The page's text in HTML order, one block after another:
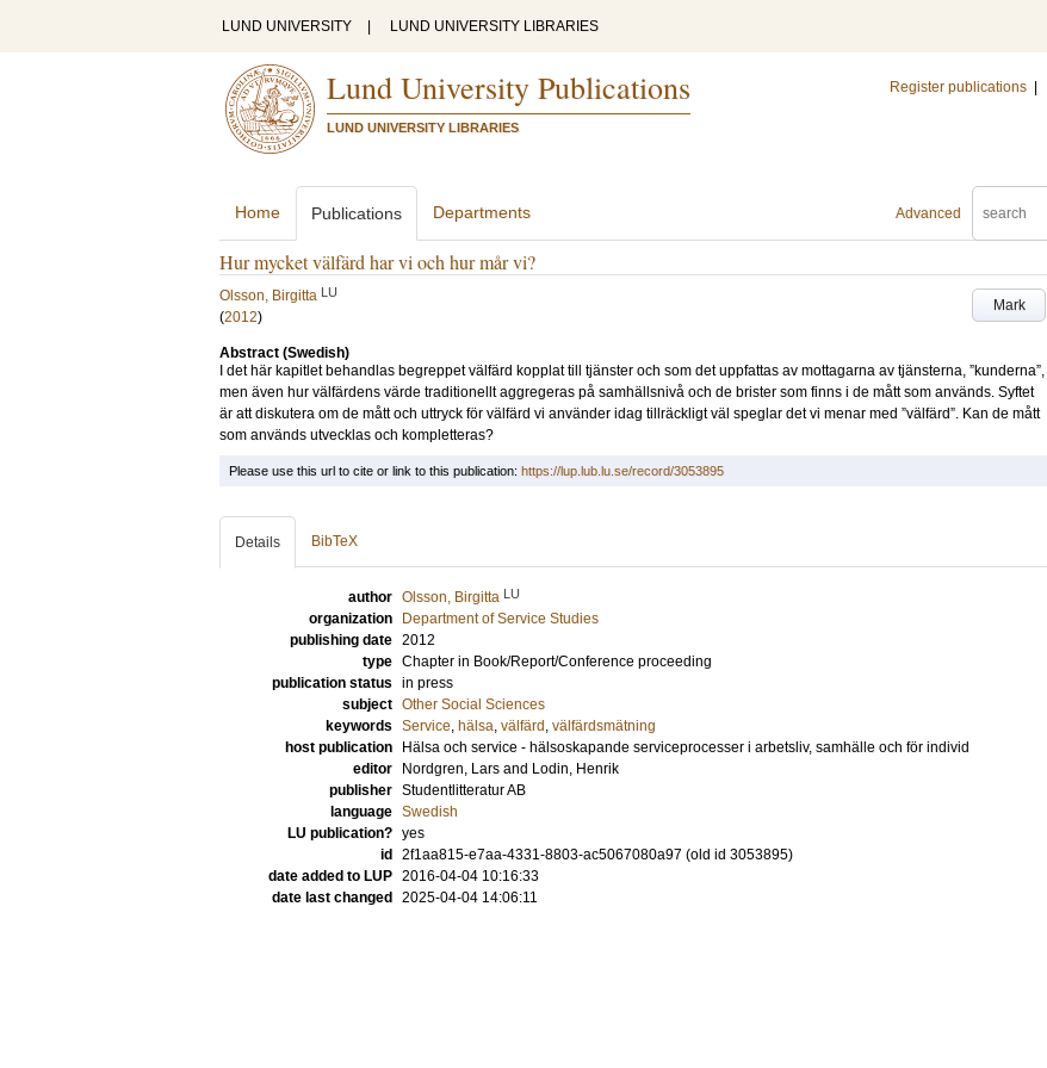
LUND UNIVERSITY LUND UNIVERSITY LIBRARIES
Lund University Publications
LUND UNIVERSITY LIBRARIES
Register publications
Advanced
Home Publications Departments
Hur mycket välfärd har vi och hur mår vi?
Mark
Olsson, Birgitta LU
(2012)
Abstract (Swedish)
I det här kapitlet behandlas begreppet välfärd kopplat till tjänster och som det uppfattas av mottagarna av tjänsterna, ”kunderna”,
men även hur välfärdens värde traditionellt aggregeras på samhällsnivå och de brister som finns i de mått som används. Syftet
är att diskutera om de mått och uttryck för välfärd vi använder idag tillräckligt väl speglar det vi menar med ”välfärd”. Kan de mått
som används utvecklas och kompletteras?
Please use this url to cite or link to this publication: https://lup.lub.lu.se/record/3053895
Details BibTeX
author Olsson, Birgitta LU
organization
Department of Service Studies
publishing date 2012
type Chapter in Book/Report/Conference proceeding
publication status in press
subject Other Social Sciences
keywords Service, hälsa, välfärd , välfärdsmätning
host publication
Hälsa och service - hälsoskapande serviceprocesser i arbetsliv, samhälle och för individ
editor
Nordgren, Lars and Lodin, Henrik
publisher Studentlitteratur AB
language Swedish
LU publication? yes
id
2f1aa815-e7aa-4331-8803-ac5067080a97 (old id 3053895)
date added to LUP 2016-04-04 10:16:33
date last changed
2025-04-04 14:06:11